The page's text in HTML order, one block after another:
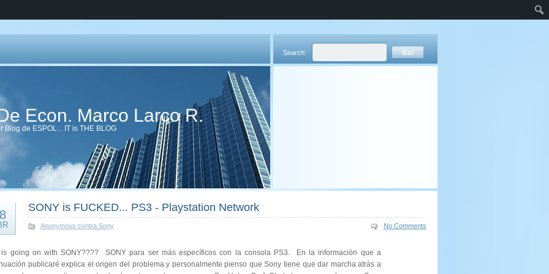
Search:
Econ. Marco Larco R.
Blog de ESPOL... IT is THE BLOG
SONY is FUCKED... PS3 - Playstation Network
Anonymous contra Sony No Comments
is going on with SONY???? SONY para ser más específicos con la consola PS3. En la información que a
publicaré explica el origen del problema y personalmente pienso que Sony tiene que dar marcha atrás a